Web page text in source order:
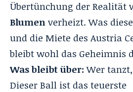
Übertünchung der Realität
Blumenverheizt. Was
und die Miete des Austria
bleibt wohl das Geheimnis
Was bleibt über:Wer
Dieser Ball ist das teuerste